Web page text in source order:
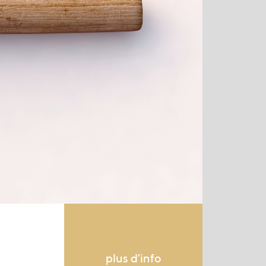
plus d'info